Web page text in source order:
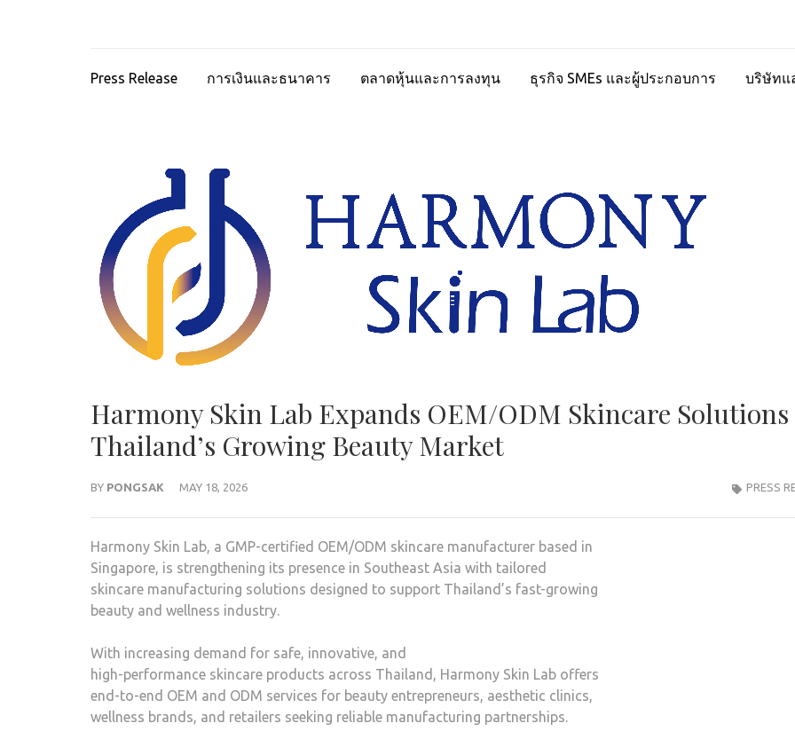
Press Release การเงินและธนาคาร ตลาดหุ้นและการลงทุน ธุรกิจ SMEs และผู้ประกอบการ บริษัทแ
Harmony Skin Lab Expands OEM/ODM Skincare
Thailand’s Growing Beauty Market
BY PONGSAK MAY 18, 2026 PRESS
Harmony Skin Lab, a GMP-certified OEM/ODM skincare manufacturer based in
Singapore, is strengthening its presence in Southeast Asia with tailored
skincare manufacturing solutions designed to support Thailand’s fast-growing
beauty and wellness industry.
With increasing demand for safe, innovative, and
high-performance skincare products across Thailand, Harmony Skin Lab offers
end-to-end OEM and ODM services for beauty entrepreneurs, aesthetic clinics,
wellness brands, and retailers seeking reliable manufacturing partnerships.